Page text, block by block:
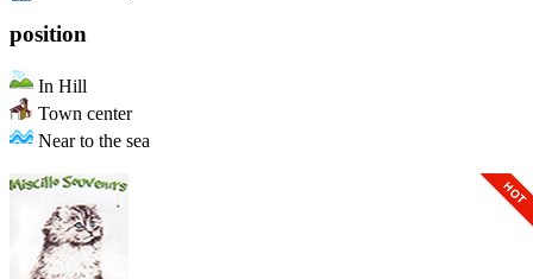
position
In Hill
Town center
Near to the sea